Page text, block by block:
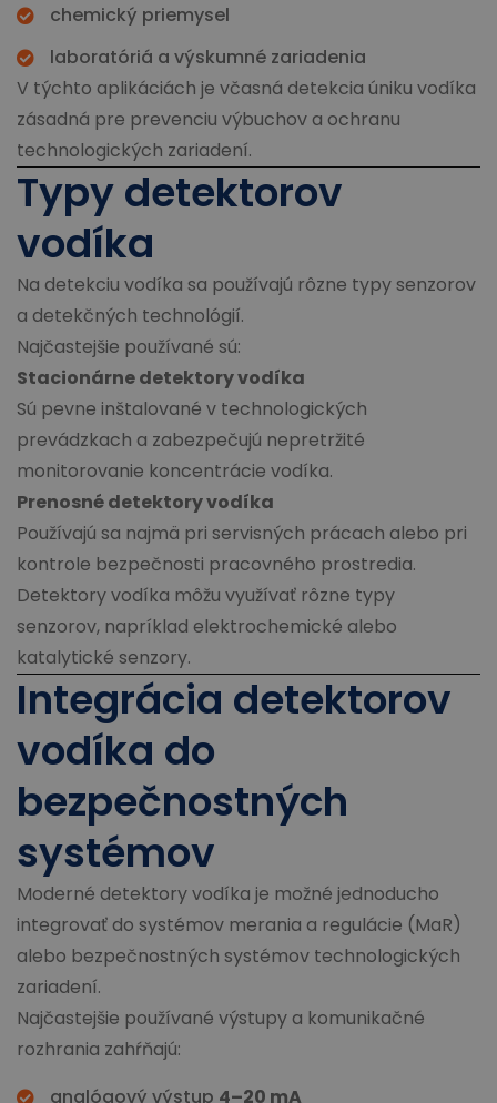
chemický priemysel
laboratóriá a výskumné zariadenia
V týchto aplikáciách je včasná detekcia úniku vodíka
zásadná pre prevenciu výbuchov a ochranu
technologických zariadení.
Typy detektorov
vodíka
Na detekciu vodíka sa používajú rôzne typy senzorov
a detekčných technológií.
Najčastejšie používané sú:
Stacionárne detektory vodíka
Sú pevne inštalované v technologických
prevádzkach a zabezpečujú nepretržité
monitorovanie koncentrácie vodíka.
Prenosné detektory vodíka
Používajú sa najmä pri servisných prácach alebo pri
kontrole bezpečnosti pracovného prostredia.
Detektory vodíka môžu využívať rôzne typy
senzorov, napríklad elektrochemické alebo
katalytické senzory.
Integrácia detektorov
vodíka do
bezpečnostných
systémov
Moderné detektory vodíka je možné jednoducho
integrovať do systémov merania a regulácie (MaR)
alebo bezpečnostných systémov technologických
zariadení.
Najčastejšie používané výstupy a komunikačné
rozhrania zahŕňajú:
analógový výstup 4–20 mA